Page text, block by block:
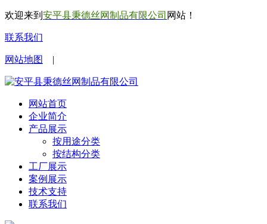
欢迎来到 安平县秉德丝网制品有限公司 网站！
联系我们
网站地图 |
网站首页
企业简介
产品展示
按用途分类
按结构分类
工厂展示
案例展示
技术支持
联系我们